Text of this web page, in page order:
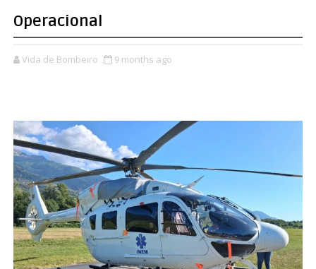
Operacional
Vida de Bombeiro 9 months ago